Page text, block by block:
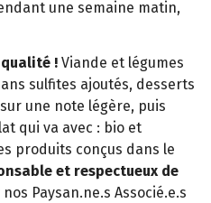
une semaine matin,
qualité ! Viande et légumes
sulfites ajoutés, desserts
une note légère, puis
qui va avec : bio et
produits conçus dans le
et respectueux de
Paysan.ne.s Associé.e.s